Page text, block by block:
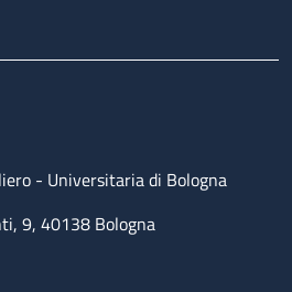
- Universitaria di Bologna
9, 40138 Bologna